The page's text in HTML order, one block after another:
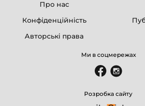
Про нас
Конфіденційність
Авторські права
Ми в соцмережах
Розробка сайту